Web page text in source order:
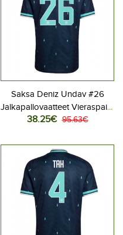
Saksa Deniz Undav #26
Jalkapallovaatteet Vieraspaita
MM-kisat 2026 Lyhythihainen
38.25€ 95.63€